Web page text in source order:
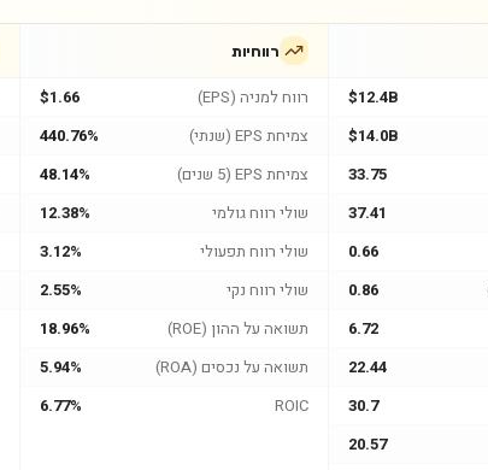
$12.4B
$14.0B
33.75
37.41
0.66
0.86
6.72
22.44
30.7
20.57
רווחיות
רווח למניה (EPS)
$1.66
צמיחת EPS (שנתי)
440.76%
צמיחת EPS (5 שנים)
48.14%
שולי רווח גולמי
12.38%
שולי רווח תפעולי
3.12%
שולי רווח נקי
2.55%
תשואה על ההון (ROE)
18.96%
תשואה על נכסים (ROA)
5.94%
ROIC
6.77%